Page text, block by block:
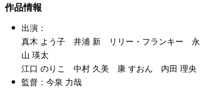
作品情報
出演：
真木 よう子 井浦 新 リリー・フランキー 永
山 瑛太
江口 のりこ 中村 久美 康 すおん 内田 理央
監督：今泉 力哉